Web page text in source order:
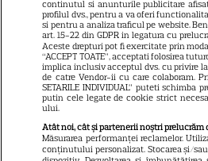
Unica
Retete
URMĂREȘTE-
continutul si anunturile publicitare
profilul dvs., pentru a va oferi
si pentru a analiza traficul pe website.
art. 15-22 din GDPR in legatura cu
Aceste drepturi pot fi exercitate prin
“ACCEPT TOATE”, acceptati folosirea
implica inclusiv acceptul dvs. cu privire
de catre Vendor-ii cu care colaboram.
SETARILE INDIVIDUAL” puteti schimba
putin cele legate de cookie strict
ului.
Atât noi, cât și partenerii noștri prelucrăm
Măsurarea performanței reclamelor.
conținutului personalizat. Stocarea și/